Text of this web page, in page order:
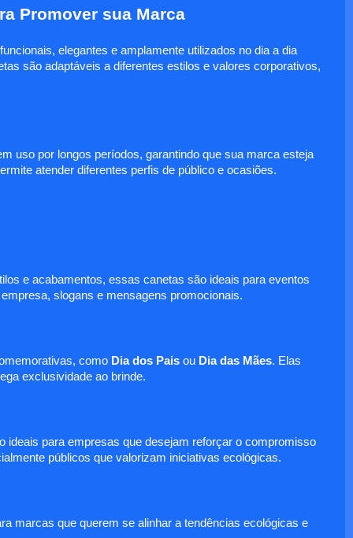
Promover sua Marca
elegantes e amplamente utilizados no dia a dia
são adaptáveis a diferentes estilos e valores corporativos,
uso por longos períodos, garantindo que sua marca esteja
atender diferentes perfis de público e ocasiões.
e acabamentos, essas canetas são ideais para eventos
slogans e mensagens promocionais.
como Dia dos Paisou Dia das Mães. Elas
exclusividade ao brinde.
para empresas que desejam reforçar o compromisso
públicos que valorizam iniciativas ecológicas.
marcas que querem se alinhar a tendências ecológicas e